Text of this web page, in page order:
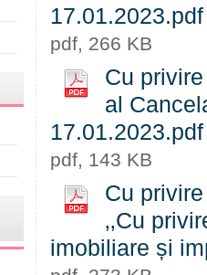
17.01.2023.pdf
pdf, 266 KB
Cu
al
17.01.2023.pdf
pdf, 143 KB
Cu
‚‚Cu
imobiliare și